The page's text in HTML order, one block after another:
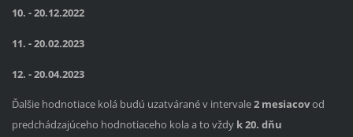
10. - 20.12.2022
11. - 20.02.2023
12. - 20.04.2023
Ďalšie hodnotiace kolá budú uzatvárané v intervale2 mesiacovod
predchádzajúceho hodnotiaceho kola a to vždy k 20. dňu